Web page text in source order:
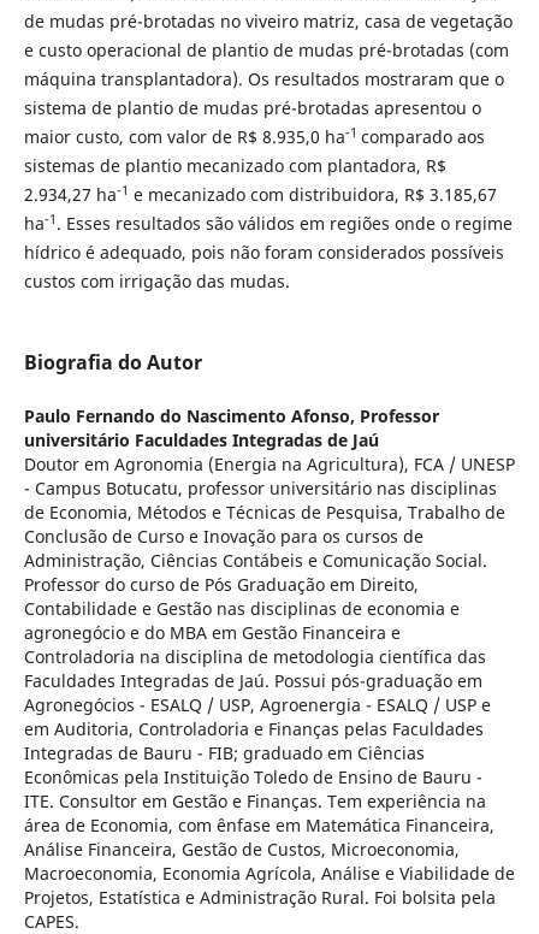
de mudas pré-brotadas no viveiro matriz, casa de vegetação
e custo operacional de plantio de mudas pré-brotadas (com
máquina transplantadora). Os resultados mostraram que o
sistema de plantio de mudas pré-brotadas apresentou o
maior custo, com valor de R$ 8.935,0 ha-1 comparado aos
sistemas de plantio mecanizado com plantadora, R$
2.934,27 ha-1 e mecanizado com distribuidora, R$ 3.185,67
ha-1 . Esses resultados são válidos em regiões onde o regime
hídrico é adequado, pois não foram considerados possíveis
custos com irrigação das mudas.
Biografia do Autor
Paulo Fernando do Nascimento Afonso, Professor
universitário Faculdades Integradas de Jaú
Doutor em Agronomia (Energia na Agricultura), FCA / UNESP
- Campus Botucatu, professor universitário nas disciplinas
de Economia, Métodos e Técnicas de Pesquisa, Trabalho de
Conclusão de Curso e Inovação para os cursos de
Administração, Ciências Contábeis e Comunicação Social.
Professor do curso de Pós Graduação em Direito,
Contabilidade e Gestão nas disciplinas de economia e
agronegócio e do MBA em Gestão Financeira e
Controladoria na disciplina de metodologia científica das
Faculdades Integradas de Jaú. Possui pós-graduação em
Agronegócios - ESALQ / USP, Agroenergia - ESALQ / USP e
em Auditoria, Controladoria e Finanças pelas Faculdades
Integradas de Bauru - FIB; graduado em Ciências
Econômicas pela Instituição Toledo de Ensino de Bauru -
ITE. Consultor em Gestão e Finanças. Tem experiência na
área de Economia, com ênfase em Matemática Financeira,
Análise Financeira, Gestão de Custos, Microeconomia,
Macroeconomia, Economia Agrícola, Análise e Viabilidade de
Projetos, Estatística e Administração Rural. Foi bolsita pela
CAPES.